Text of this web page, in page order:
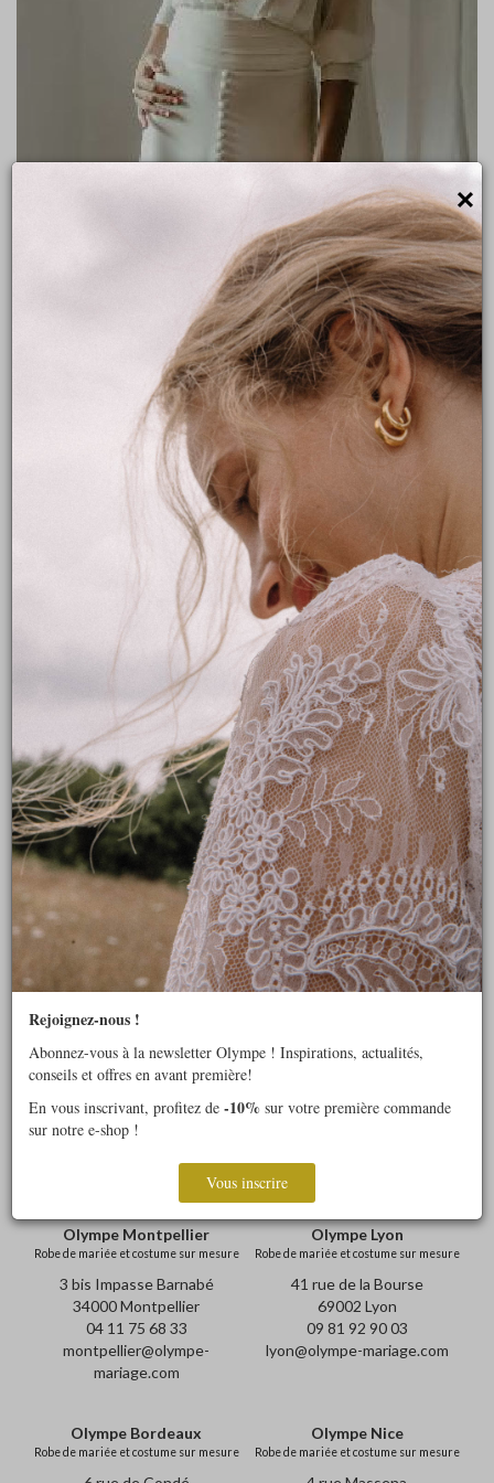
Rejoignez-nous !
Abonnez-vous à la newsletter Olympe ! Inspirations, actualités,
conseils et offres en avant première!
En vous inscrivant, profitez de -10% sur votre première commande
sur notre e-shop !
Vous inscrire
×
TOP ET JUPE PAULETTE (BORDEAUX,
MONTPELLIER)
NOS ARCHIVES
Créatrice : Laure de Sagazan
Taille : 38
Gamme de prix avant remise : autour de 3500€
Remise : 50%
Ensemble top et jupe en mousseline et crêpe.
Top décolleté et blousant, manches 3/4 et dos fermé par des
boutons.
Jupe fourreau, fendue au milieu et ornée de jolis boutons.
Disponible dans les showroom de Bordeaux et Montpellier
Chaussures mariage hiver Robe de mariage civil
Robe de mariée bohème Robe de mariée courte Robe de mariée couture
Robe de mariée décolletée Robe de mariée dentelle
Robe de mariée dos nu Robe de mariée fluide
Robe de mariée manches longues Robe de mariée moins de 2500€
Robe de mariée simple Tendance robes de mariée 2019
Prendre rendez-vous
Olympe Montpellier
Robe de mariée et costume sur mesure
3 bis Impasse Barnabé
34000 Montpellier
04 11 75 68 33
montpellier@olympe-
mariage.com
Olympe Lyon
Robe de mariée et costume sur mesure
41 rue de la Bourse
69002 Lyon
09 81 92 90 03
lyon@olympe-mariage.com
Olympe Bordeaux
Robe de mariée et costume sur mesure
Olympe Nice
Robe de mariée et costume sur mesure